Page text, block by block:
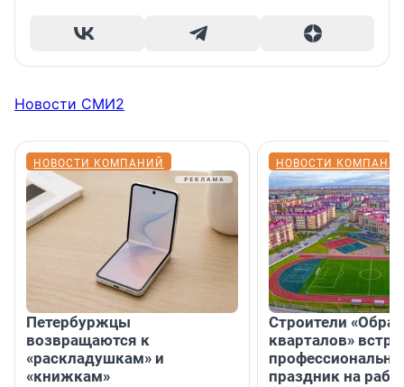
Новости СМИ2
НОВОСТИ КОМПАНИЙ
Петербуржцы
возвращаются к
«раскладушкам» и
«книжкам»
НОВОСТИ
Строители
кварталов»
праздник на